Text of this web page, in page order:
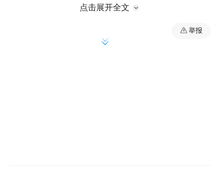
常州将积极打造一流营商环境，支持企业在
点击展开全文
举报